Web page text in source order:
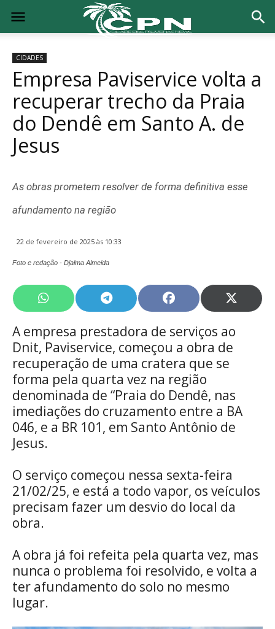
CIDADES
Empresa Paviservice volta a
recuperar trecho da Praia
do Dendê em Santo A. de
Jesus
As obras prometem resolver de forma definitiva esse
afundamento na região
22 de fevereiro de 2025 às 10:33
Foto e redação - Djalma Almeida
Share
on
WhatsApp
Share
on
Telegram
Share
on
Facebook
Share
on
X
A empresa prestadora de serviços ao
Dnit, Paviservice, começou a obra de
recuperação de uma cratera que se
forma pela quarta vez na região
denominada de “Praia do Dendê, nas
imediações do cruzamento entre a BA
046, e a BR 101, em Santo Antônio de
Jesus.
O serviço começou nessa sexta-feira
21/02/25, e está a todo vapor, os veículos
precisam fazer um desvio do local da
obra.
A obra já foi refeita pela quarta vez, mas
nunca o problema foi resolvido, e volta a
ter afundamento do solo no mesmo
lugar.